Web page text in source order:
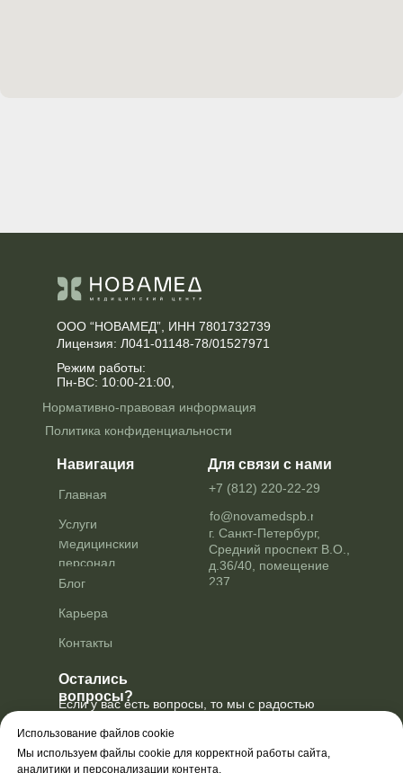
Использование файлов cookie
Мы используем файлы cookie для корректной работы сайта,
аналитики и персонализации контента.
Навигация Для связи с нами
Лицензия: Л041-01148-78/01527971
ООО “НОВАМЕД”, ИНН 7801732739
Режим работы:
Пн-ВС: 10:00-21:00,
Остались
вопросы?
Если у вас есть вопросы, то мы с радостью
и поможем выбрать нужную
Оставить заявку
Главная
Услуги
Медицинский
персонал
Блог
Контакты
Карьера
+7 (812) 220-22-29
info@novamedspb.ru
г. Санкт-Петербург,
Средний проспект В.О.,
д.36/40, помещение
237
Нормативно-правовая информация
Политика конфиденциальности